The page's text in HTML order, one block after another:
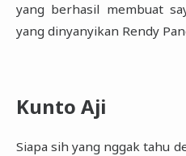
yang berhasil membuat
yang dinyanyikan ‎Rendy
Kunto Aji
Siapa sih yang nggak tahu